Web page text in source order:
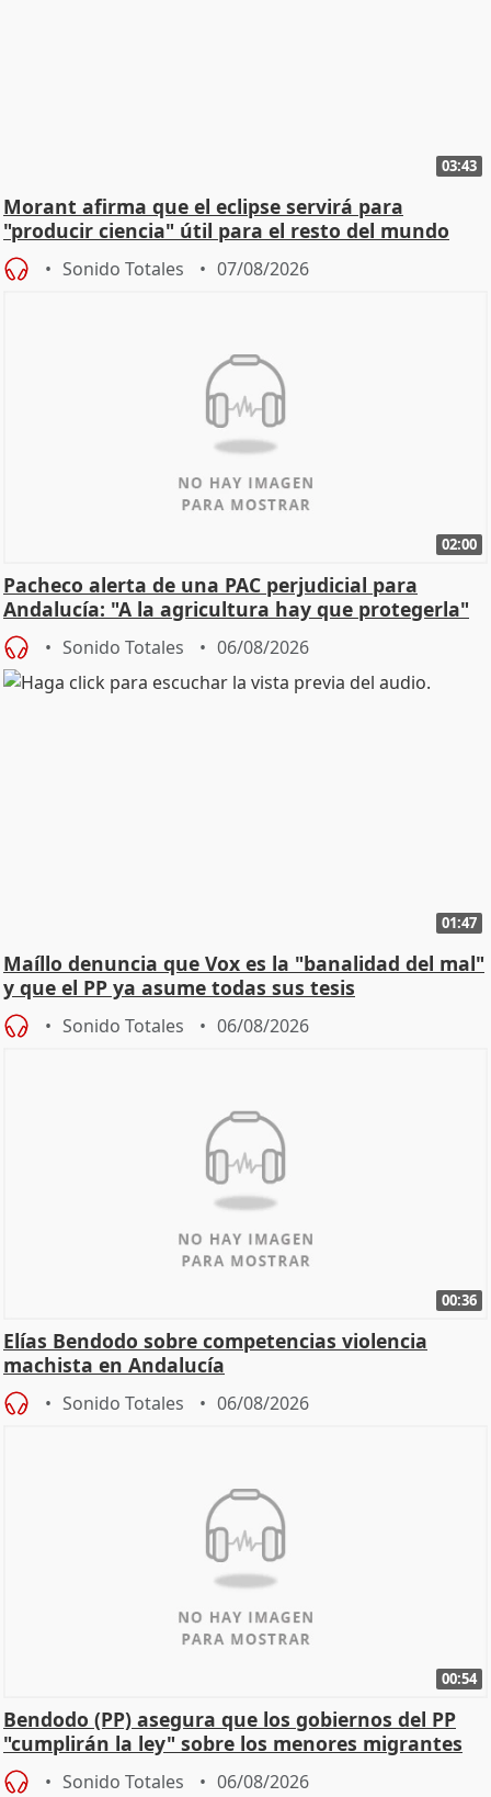
03:43
Morant afirma que el eclipse servirá para
"producir ciencia" útil para el resto del mundo
Sonido Totales 07/08/2026
02:00
Pacheco alerta de una PAC perjudicial para
Andalucía: "A la agricultura hay que protegerla"
Sonido Totales 06/08/2026
01:47
Maíllo denuncia que Vox es la "banalidad del mal"
y que el PP ya asume todas sus tesis
Sonido Totales 06/08/2026
00:36
Elías Bendodo sobre competencias violencia
machista en Andalucía
Sonido Totales 06/08/2026
00:54
Bendodo (PP) asegura que los gobiernos del PP
"cumplirán la ley" sobre los menores migrantes
Sonido Totales 06/08/2026